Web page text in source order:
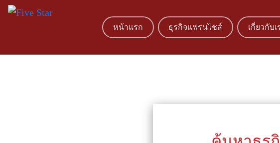
หน้าแรก ธุรกิจแฟรนไชส์ เกี่ยวกับเ